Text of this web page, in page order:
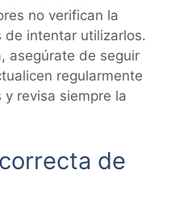
no verifican la
de intentar utilizarlos.
asegúrate de seguir
regularmente
revisa siempre la
de